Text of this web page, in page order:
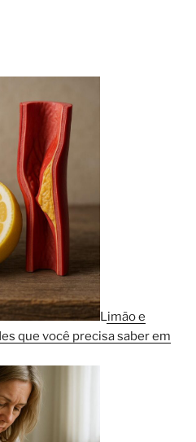
Limão e
que você precisa saber em